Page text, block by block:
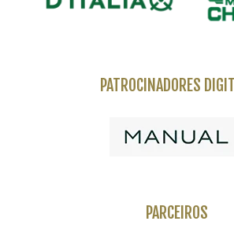
PATROCINADORES
PARCEIROS